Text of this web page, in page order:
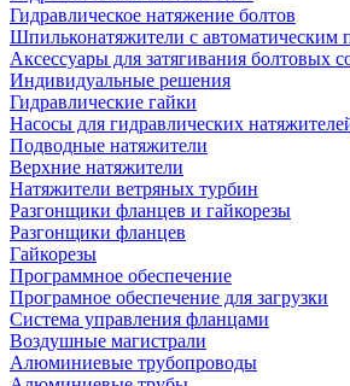
Гидравлическое натяжение болтов
Шпильконатяжители с автоматическим
Аксессуары для затягивания болтовых
Индивидуальные решения
Гидравлические гайки
Насосы для гидравлических
Подводные натяжители
Верхние натяжители
Натяжители ветряных турбин
Разгонщики фланцев и гайкорезы
Разгонщики фланцев
Гайкорезы
Программное обеспечение
Програмное обеспечение для загрузки
Система управления фланцами
Воздушные магистрали
Алюминиевые трубопроводы